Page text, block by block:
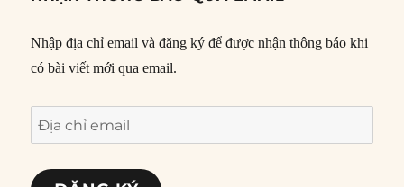
Nhập địa chỉ email và đăng ký để được nhận thông báo khi
có bài viết mới qua email.
Địa
chỉ
email